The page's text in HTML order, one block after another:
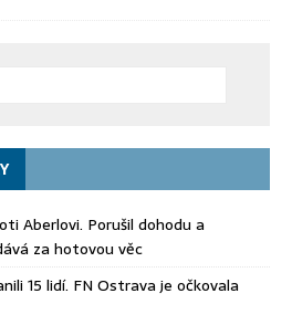
Aberlovi. Porušil dohodu a
za hotovou věc
15 lidí. FN Ostrava je očkovala